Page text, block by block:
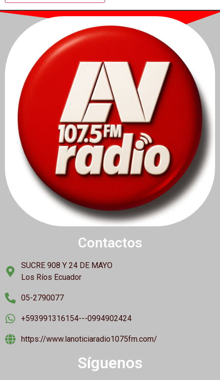
Contactos
SUCRE 908 Y 24 DE MAYO
Los Ríos Ecuador
05-2790077
+593991316154---0994902424
https://www.lanoticiaradio1075fm.com/
Síguenos